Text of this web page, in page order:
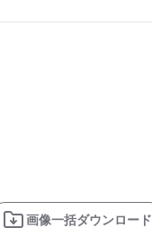
画像一括ダウンロード